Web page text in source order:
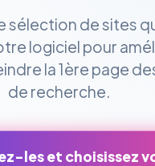
sélection de sites
logiciel pour
la 1ère page
de recherche.
les et choisissez